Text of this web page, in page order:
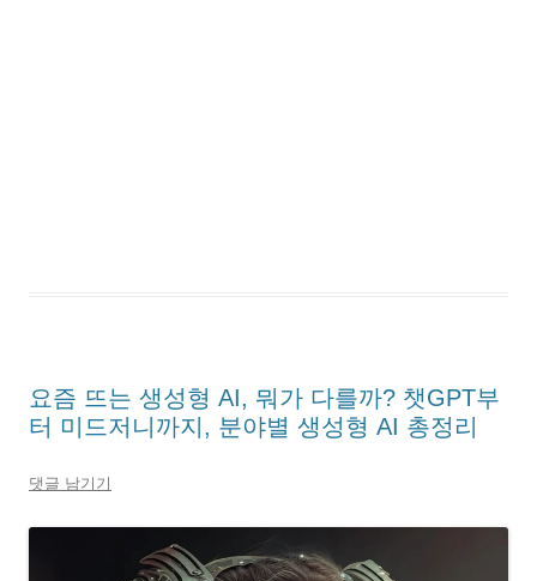
요즘 뜨는 생성형 AI, 뭐가 다를까? 챗GPT부
터 미드저니까지, 분야별 생성형 AI 총정리
댓글 남기기